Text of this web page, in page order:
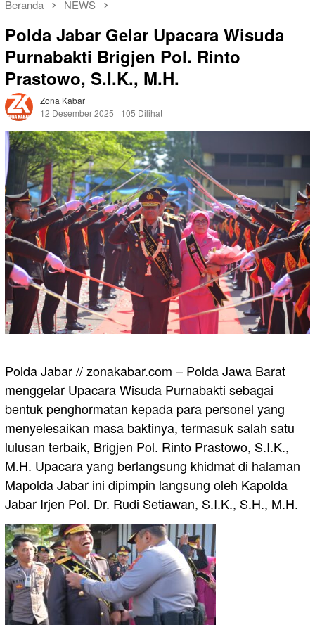
Beranda NEWS
Polda Jabar Gelar Upacara Wisuda
Purnabakti Brigjen Pol. Rinto
Prastowo, S.I.K., M.H.
Zona Kabar
12 Desember 2025
105 Dilihat
Polda Jabar // zonakabar.com – Polda Jawa Barat
menggelar Upacara Wisuda Purnabakti sebagai
bentuk penghormatan kepada para personel yang
menyelesaikan masa baktinya, termasuk salah satu
lulusan terbaik, Brigjen Pol. Rinto Prastowo, S.I.K.,
M.H. Upacara yang berlangsung khidmat di halaman
Mapolda Jabar ini dipimpin langsung oleh Kapolda
Jabar Irjen Pol. Dr. Rudi Setiawan, S.I.K., S.H., M.H.